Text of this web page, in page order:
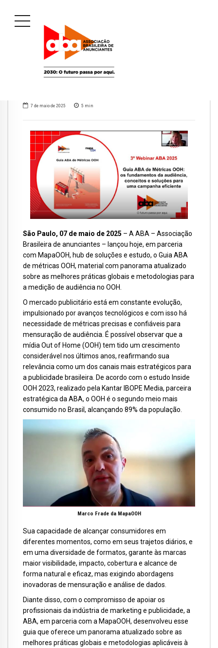
7 de maio de 2025 5 min
São Paulo, 07 de maio de 2025 – A ABA – Associação
Brasileira de anunciantes – lançou hoje, em parceria
com MapaOOH, hub de soluções e estudo, o Guia ABA
de métricas OOH, material com panorama atualizado
sobre as melhores práticas globais e metodologias para
a medição de audiência no OOH.
O mercado publicitário está em constante evolução,
impulsionado por avanços tecnológicos e com isso há
necessidade de métricas precisas e confiáveis para
mensuração de audiência. É possível observar que a
mídia Out of Home (OOH) tem tido um crescimento
considerável nos últimos anos, reafirmando sua
relevância como um dos canais mais estratégicos para
a publicidade brasileira. De acordo com o estudo Inside
OOH 2023, realizado pela Kantar IBOPE Media, parceira
estratégica da ABA, o OOH é o segundo meio mais
consumido no Brasil, alcançando 89% da população.
Marco Frade da MapaOOH
Sua capacidade de alcançar consumidores em
diferentes momentos, como em seus trajetos diários, e
em uma diversidade de formatos, garante às marcas
maior visibilidade, impacto, cobertura e alcance de
forma natural e eficaz, mas exigindo abordagens
inovadoras de mensuração e análise de dados.
Diante disso, com o compromisso de apoiar os
profissionais da indústria de marketing e publicidade, a
ABA, em parceria com a MapaOOH, desenvolveu esse
guia que oferece um panorama atualizado sobre as
melhores práticas globais e metodologias aplicáveis à